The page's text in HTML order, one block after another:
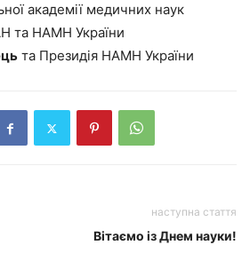
академії медичних наук
та НАМН України
та Президія НАМН України
наступна стаття
Вітаємо із Днем науки!